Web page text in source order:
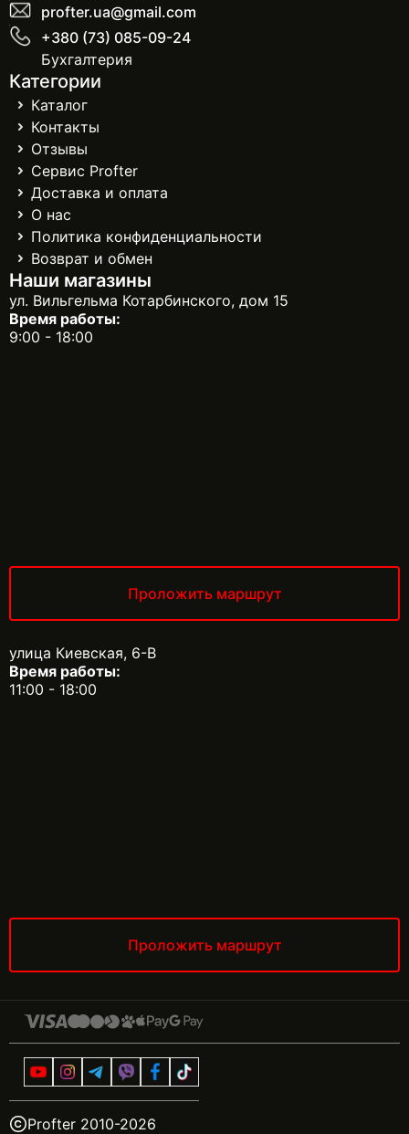
profter.ua@gmail.com
+380 (73) 085-09-24
Бухгалтерия
Категории
Каталог
Контакты
Отзывы
Сервис Profter
Доставка и оплата
О нас
Политика конфиденциальности
Возврат и обмен
Наши магазины
ул. Вильгельма Котарбинского, дом 15
Время работы:
9:00 - 18:00
Проложить маршрут
улица Киевская, 6-В
Время работы:
11:00 - 18:00
Проложить маршрут
Profter 2010-2026